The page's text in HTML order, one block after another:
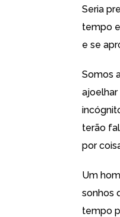
Seria
tempo
e se
Somos
ajoelhar
terão
por
Um
sonhos
tempo